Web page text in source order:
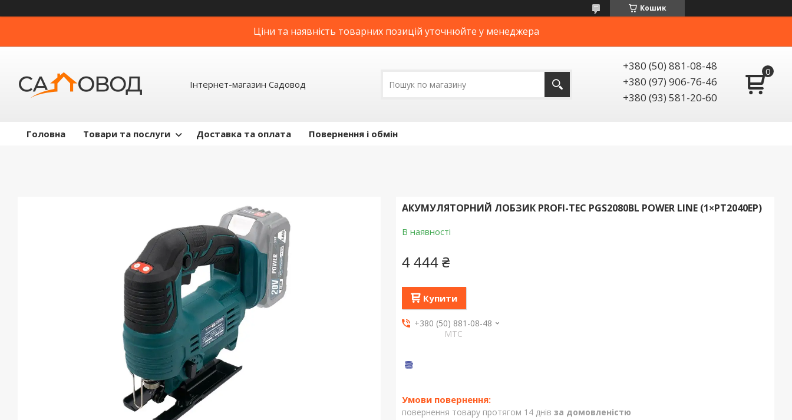
Кошик
Ціни та наявність товарних позицій уточнюйте у менеджера
Інтернет-магазин Садовод
+380 (50) 881-08-48
+380 (97) 906-76-46
+380 (93) 581-20-60
Головна Товари та послуги Доставка та оплата Повернення і обмін
АКУМУЛЯТОРНИЙ ЛОБЗИК PROFI-TEC PGS2080BL POWER LINE (1×PT2040EP)
В наявності
4 444 ₴
Купити
+380 (50) 881-08-48
МТС
повернення товару протягом 14 днів за домовленістю